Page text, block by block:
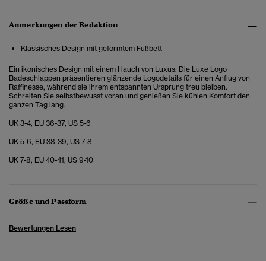
Anmerkungen der Redaktion
Klassisches Design mit geformtem Fußbett
Ein ikonisches Design mit einem Hauch von Luxus: Die Luxe Logo
Badeschlappen präsentieren glänzende Logodetails für einen Anflug von
Raffinesse, während sie ihrem entspannten Ursprung treu bleiben.
Schreiten Sie selbstbewusst voran und genießen Sie kühlen Komfort den
ganzen Tag lang.
UK 3-4, EU 36-37, US 5-6
UK 5-6, EU 38-39, US 7-8
UK 7-8, EU 40-41, US 9-10
Größe und Passform
Bewertungen Lesen